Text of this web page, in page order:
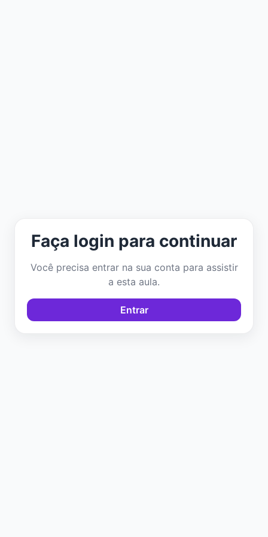
Faça login para continuar
Você precisa entrar na sua conta para assistir
a esta aula.
Entrar